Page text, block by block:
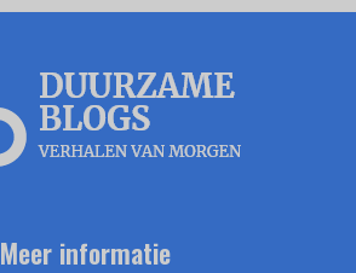
Meer informatie